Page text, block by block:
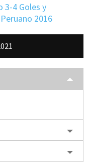
3-4 Goles y
2016